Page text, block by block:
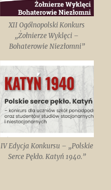
XII Ogólnopolski Konkurs
„Żołnierze Wyklęci –
Bohaterowie Niezłomni”
IV Edycja Konkursu – „Polskie
Serce Pękło. Katyń 1940.”